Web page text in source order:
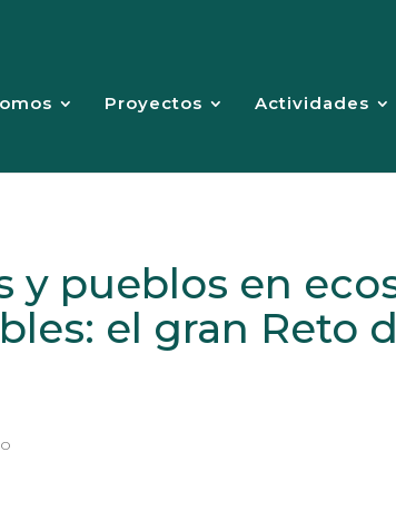
Proyectos Actividades
y pueblos en
el gran Reto